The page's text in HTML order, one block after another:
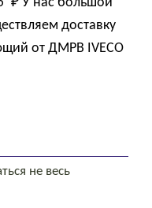
доставку
от ДМРВ IVECO
не весь